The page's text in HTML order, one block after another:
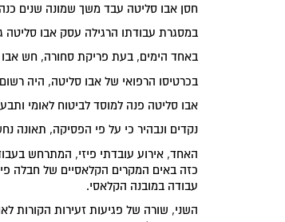
חסן אבו סליטה עבד משך שמונה שנים
במסגרת עבודתו הרגילה עסק אבו
באחד הימים, בעת פריקת סחורה, חש אבו
בכרטיסו הרפואי של אבו סליטה, היה
אבו סליטה פנה למוסד לביטוח לאומי
נקדים ונבהיר כי על פי הפסיקה,
האחד, אירוע עובדתי פיזי, המתרחש
כזה באים המקרים הקלאסיים של חבלה
עבודה במובנה הקלאסי.
השני, שורה של פגיעות זעירות הקורות